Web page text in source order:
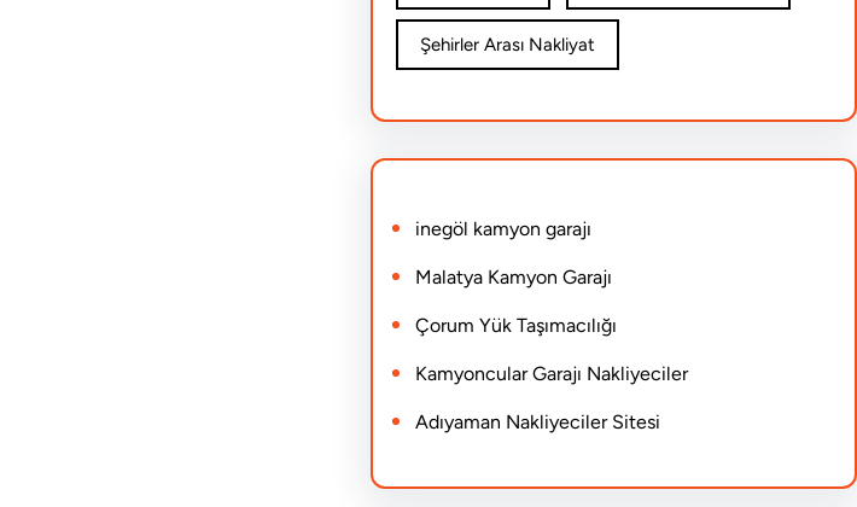
Şehirler Arası Nakliyat
inegöl kamyon garajı
Malatya Kamyon Garajı
Çorum Yük Taşımacılığı
Kamyoncular Garajı Nakliyeciler
Adıyaman Nakliyeciler Sitesi